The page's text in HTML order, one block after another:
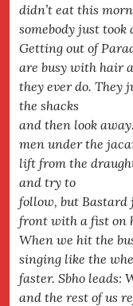
didn’t eat this
somebody just took
Getting out of
are busy with hair
they ever do. They
the shacks
and then look
men under the
lift from the
and try to
follow, but Bastard
front with a fist on
When we hit the
singing like the
faster. Sbho leads:
and the rest of us